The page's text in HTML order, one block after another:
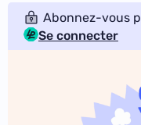
Abonnez-vous
Se connecter